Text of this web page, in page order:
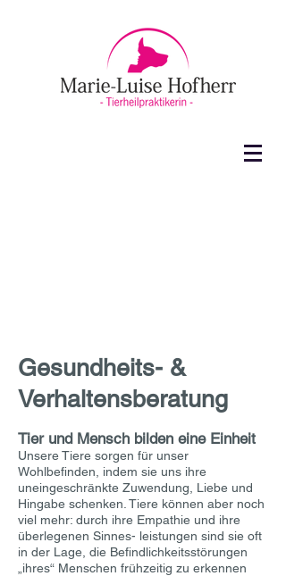
Gesundheits- &
Verhaltensberatung
Tier und Mensch bilden eine Einheit
Unsere Tiere sorgen für unser
Wohlbefinden, indem sie uns ihre
uneingeschränkte Zuwendung, Liebe und
Hingabe schenken. Tiere können aber noch
viel mehr: durch ihre Empathie und ihre
überlegenen Sinnes- leistungen sind sie oft
in der Lage, die Befindlichkeitsstörungen
„ihres“ Menschen frühzeitig zu erkennen